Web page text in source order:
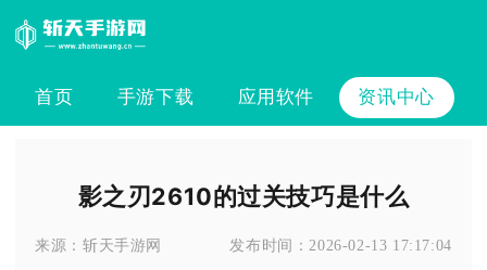
首页 手游下载 应用软件 资讯中心
影之刃2610的过关技巧是什么
来源：斩天手游网 发布时间： 2026-02-13 17:17:04